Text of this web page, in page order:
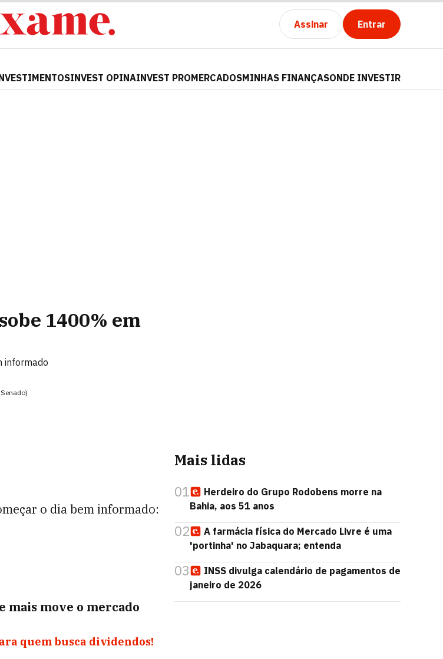
Assinar Entrar
INVEST OPINAINVEST PROMERCADOSMINHAS FINANÇASONDE INVESTIR
1400% em
informado
o dia bem informado:
mais move o mercado
quem busca dividendos!
Mais lidas
01
Herdeiro do Grupo Rodobens morre na
Bahia, aos 51 anos
02
A farmácia física do Mercado Livre é uma
'portinha' no Jabaquara; entenda
03
INSS divulga calendário de pagamentos de
janeiro de 2026